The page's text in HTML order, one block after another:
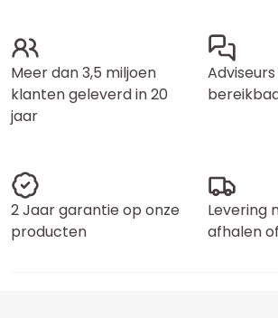
Meer dan 3,5 miljoen
klanten geleverd in 20
jaar
2 Jaar garantie op onze
producten
Levering
afhalen